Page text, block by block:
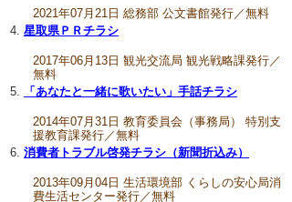
2021年07月21日 総務部 公文書館発行／無料
星取県ＰＲチラシ
2017年06月13日 観光交流局 観光戦略課発行／
無料
「あなたと一緒に歌いたい」手話チラシ
2014年07月31日 教育委員会（事務局） 特別支
援教育課発行／無料
消費者トラブル啓発チラシ（新聞折込み）
2013年09月04日 生活環境部 くらしの安心局消
費生活センター発行／無料